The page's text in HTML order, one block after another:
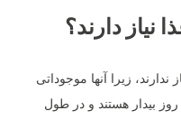
نیاز دارند؟
زیرا آنها موجوداتی
بیدار هستند و در طول